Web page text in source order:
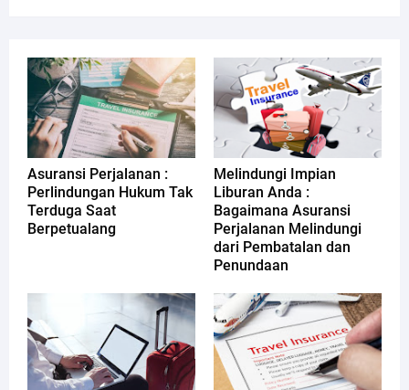
Asuransi Perjalanan :
Perlindungan Hukum Tak
Terduga Saat
Berpetualang
Melindungi Impian
Liburan Anda :
Bagaimana Asuransi
Perjalanan Melindungi
dari Pembatalan dan
Penundaan